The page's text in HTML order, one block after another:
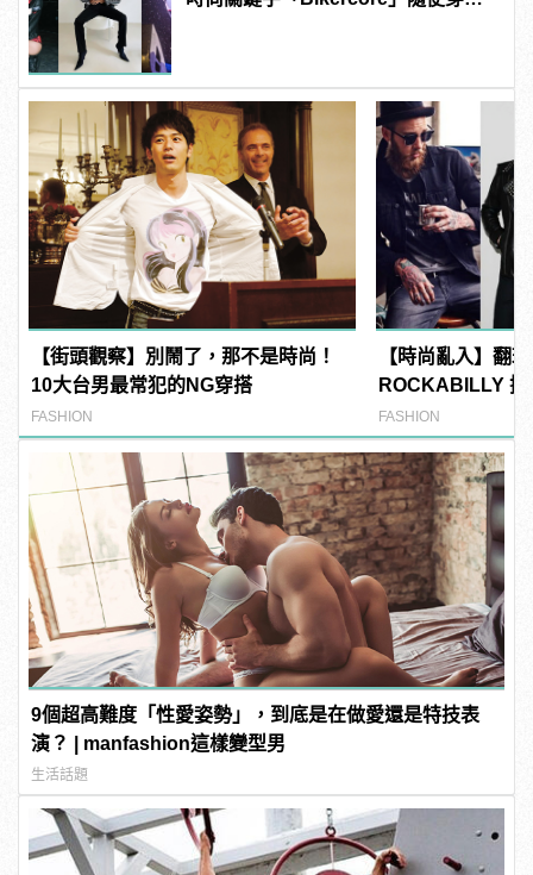
【街頭觀察】別鬧了，那不是時尚！
10大台男最常犯的NG穿搭
FASHION
【時尚亂入】翻
ROCKABILLY 搖
FASHION
9個超高難度「性愛姿勢」，到底是在做愛還是特技表
演？ | manfashion這樣變型男
生活話題